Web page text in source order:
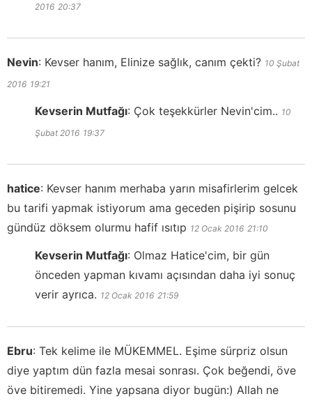
2016 20:37
Nevin: Kevser hanım, Elinize sağlık, canım çekti? 10 Şubat
2016 19:21
Kevserin Mutfağı: Çok teşekkürler Nevin'cim.. 10
Şubat 2016 19:37
hatice: Kevser hanım merhaba yarın misafirlerim gelcek
bu tarifi yapmak istiyorum ama geceden pişirip sosunu
gündüz döksem olurmu hafif ısıtıp 12 Ocak 2016 21:10
Kevserin Mutfağı: Olmaz Hatice'cim, bir gün
önceden yapman kıvamı açısından daha iyi sonuç
verir ayrıca. 12 Ocak 2016 21:59
Ebru: Tek kelime ile MÜKEMMEL. Eşime sürpriz olsun
diye yaptım dün fazla mesai sonrası. Çok beğendi, öve
öve bitiremedi. Yine yapsana diyor bugün:) Allah ne